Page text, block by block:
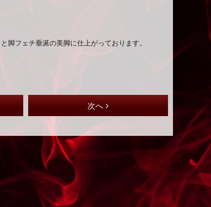
脚フェチ垂涎の美脚に仕上がっております。
次へ